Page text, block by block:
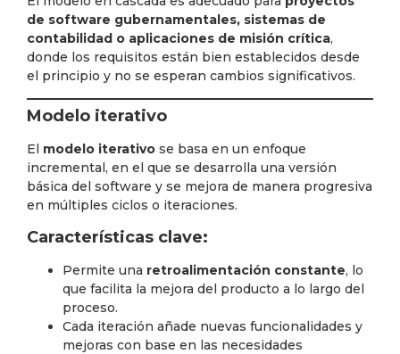
de software gubernamentales, sistemas de
contabilidad o aplicaciones de misión crítica,
donde los requisitos están bien establecidos desde
el principio y no se esperan cambios significativos.
Modelo iterativo
El modelo iterativo se basa en un enfoque
incremental, en el que se desarrolla una versión
básica del software y se mejora de manera progresiva
en múltiples ciclos o iteraciones.
Características clave:
Permite una retroalimentación constante, lo
que facilita la mejora del producto a lo largo del
proceso.
Cada iteración añade nuevas funcionalidades y
mejoras con base en las necesidades